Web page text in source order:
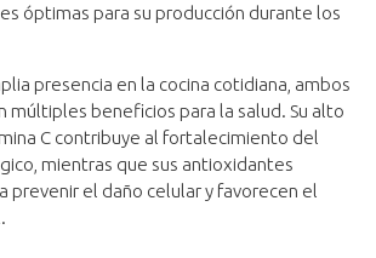
óptimas para su producción durante los
presencia en la cocina cotidiana, ambos
múltiples beneficios para la salud. Su alto
C contribuye al fortalecimiento del
mientras que sus antioxidantes
prevenir el daño celular y favorecen el